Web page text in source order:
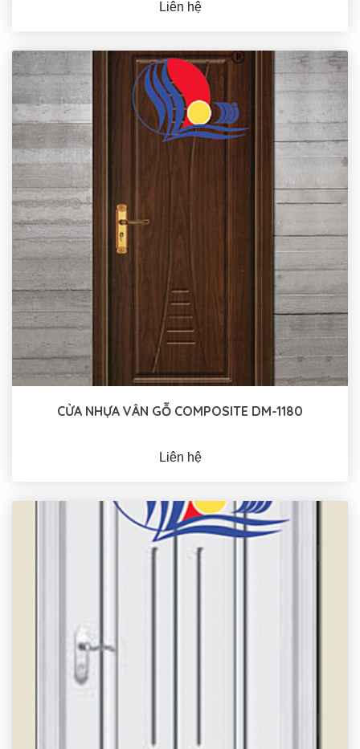
Liên hệ
CỬA NHỰA VÂN GỖ COMPOSITE DM-1180
Liên hệ